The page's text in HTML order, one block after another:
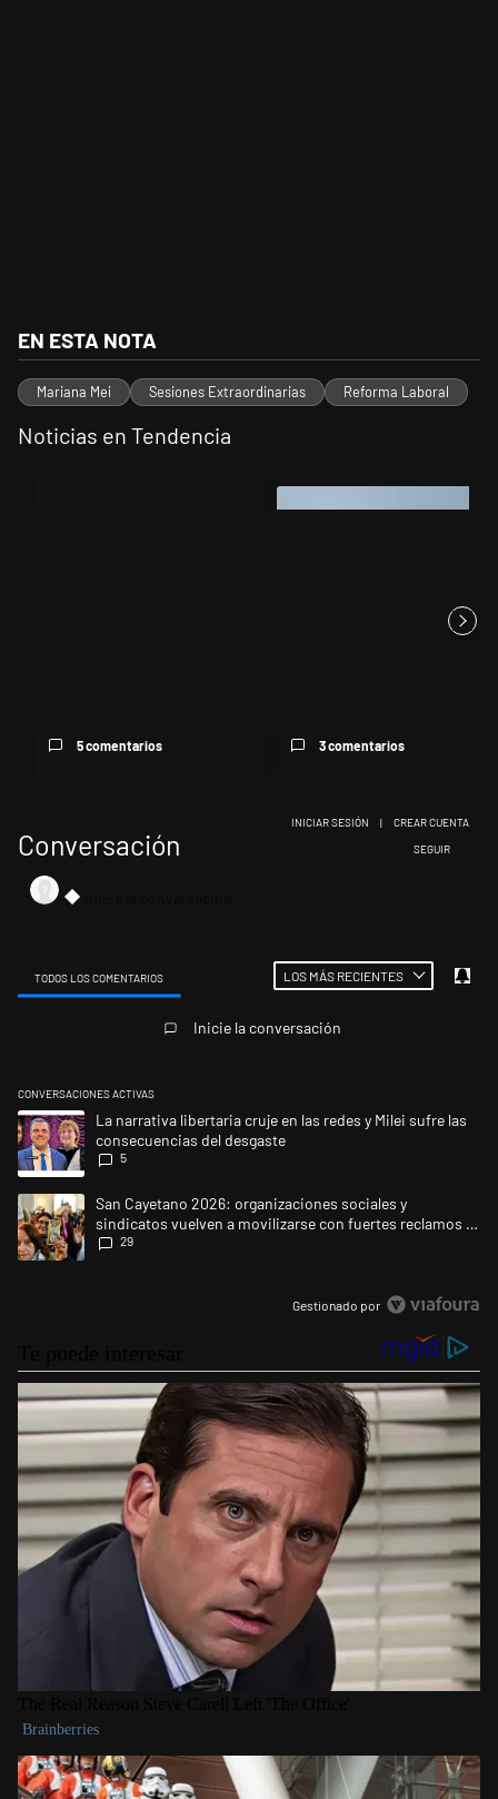
EN ESTA NOTA
Mariana Mei Sesiones Extraordinarias Reforma Laboral
Noticias en Tendencia
Un artículo de tendencia con el título "" con 5 comentarios.
5 comentarios
Un artículo de tendencia con el
3 comentarios
Conversación SIGA ESTA
SEGUIR
INICIAR SESIÓN | CREAR CUENTA
TODOS LOS COMENTARIOS LOS MÁS RECIENTES
Inicie la conversación
CONVERSACIONES ACTIVAS
Este listado muestra los artículos con más comentarios en los últimos
Un artículo de tendencia con el título "La narrativa libertaria cruje en
La narrativa libertaria cruje en las redes y Milei sufre las
consecuencias del desgaste
5
Un artículo de tendencia con el título "San Cayetano 2026:
San Cayetano 2026: organizaciones sociales y
sindicatos vuelven a movilizarse con fuertes reclamos al
Gobierno
29
Gestionado por